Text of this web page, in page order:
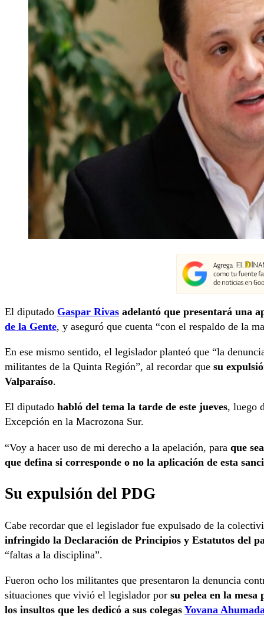
El diputado Gaspar Rivas adelantó que presentará una
de la Gente, y aseguró que cuenta “con el respaldo de la
En ese mismo sentido, el legislador planteó que “la
militantes de la Quinta Región”, al recordar que su
Valparaíso.
El diputado habló del tema la tarde de este jueves, luego
Excepción en la Macrozona Sur.
“Voy a hacer uso de mi derecho a la apelación, para que
que defina si corresponde o no la aplicación de esta
Su expulsión del PDG
Cabe recordar que el legislador fue expulsado de la
infringido la Declaración de Principios y Estatutos del
“faltas a la disciplina”.
Fueron ocho los militantes que presentaron la denuncia
situaciones que vivió el legislador por su pelea en la mesa
los insultos que les dedicó a sus colegas Yovana Ahumada